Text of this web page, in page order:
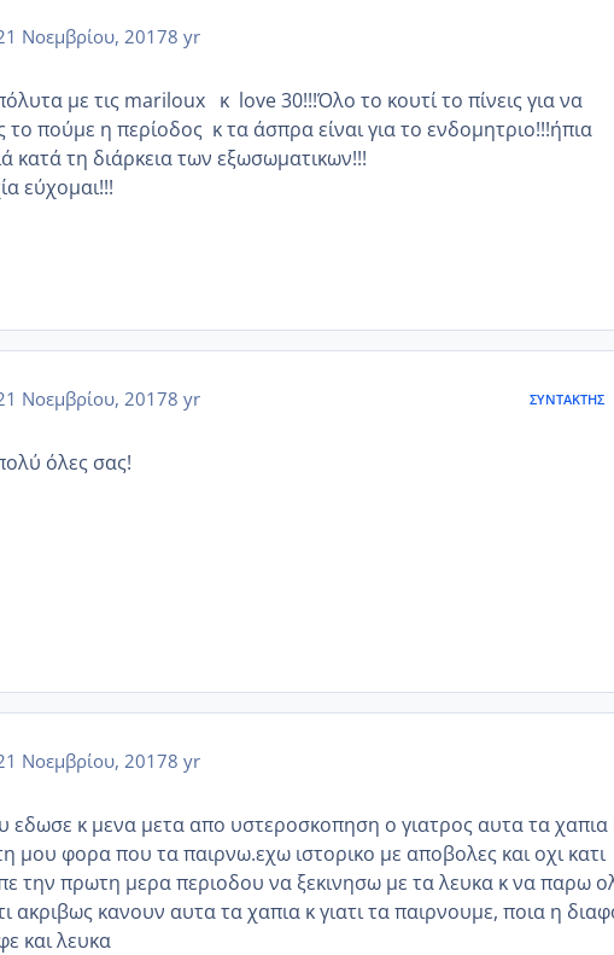
Νοεμβρίου, 20178 yr
με τις mariloux κ love 30!!!Όλο το κουτί το πίνεις για να
το πούμε η περίοδος κ τα άσπρα είναι για το ενδομητριο!!!ήπια
κατά τη διάρκεια των εξωσωματικων!!!
εύχομαι!!!
Νοεμβρίου, 20178 yr ΣΥΝΤΆΚΤΗΣ
όλες σας!
Νοεμβρίου, 20178 yr
εδωσε κ μενα μετα απο υστεροσκοπηση ο γιατρος αυτα τα χαπια
μου φορα που τα παιρνω.εχω ιστορικο με αποβολες και οχι κατι
την πρωτη μερα περιοδου να ξεκινησω με τα λευκα κ να παρω
ακριβως κανουν αυτα τα χαπια κ γιατι τα παιρνουμε, ποια η
και λευκα